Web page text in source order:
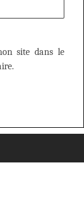
site dans le